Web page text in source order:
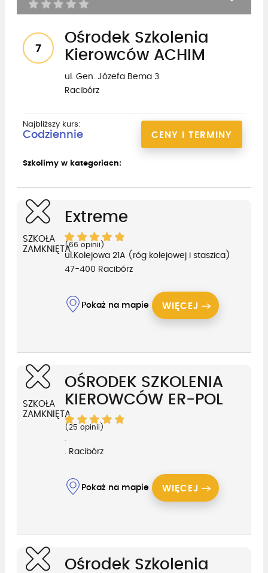
7
Ośrodek Szkolenia
Kierowców ACHIM
ul. Gen. Józefa Bema 3
Racibórz
CENY I TERMINY
Najbliższy kurs:
Codziennie
Szkolimy w kategoriach:
SZKOŁA
ZAMKNIĘTA
Extreme
(66 opinii)
ul.Kolejowa 21A (róg kolejowej i staszica)
47-400 Racibórz
Pokaż na mapie WIĘCEJ
SZKOŁA
ZAMKNIĘTA
OŚRODEK SZKOLENIA
KIEROWCÓW ER-POL
(25 opinii)
.
. Racibórz
Pokaż na mapie WIĘCEJ
Ośrodek Szkolenia